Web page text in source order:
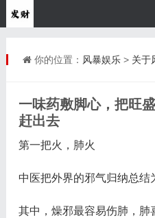
你的位置： 风暴娱乐> 关于
一味药敷脚心，把旺
赶出去
第一把火，肺火
中医把外界的邪气归纳总结
其中，燥邪最容易伤肺，肺